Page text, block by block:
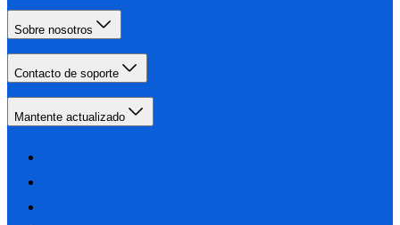
Sobre nosotros
Contacto de soporte
Mantente actualizado